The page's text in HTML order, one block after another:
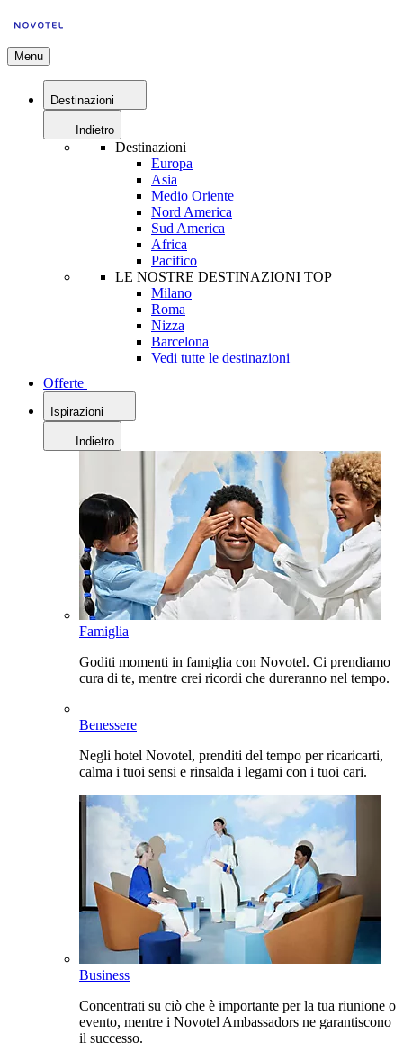
Menu
Destinazioni
Indietro
Destinazioni
Europa
Asia
Medio Oriente
Nord America
Sud America
Africa
Pacifico
LE NOSTRE DESTINAZIONI TOP
Milano
Roma
Nizza
Barcelona
Vedi tutte le destinazioni
Offerte
Ispirazioni
Indietro
Famiglia
Goditi momenti in famiglia con Novotel. Ci prendiamo
cura di te, mentre crei ricordi che dureranno nel tempo.
Benessere
Negli hotel Novotel, prenditi del tempo per ricaricarti,
calma i tuoi sensi e rinsalda i legami con i tuoi cari.
Business
Concentrati su ciò che è importante per la tua riunione o
evento, mentre i Novotel Ambassadors ne garantiscono
il successo.